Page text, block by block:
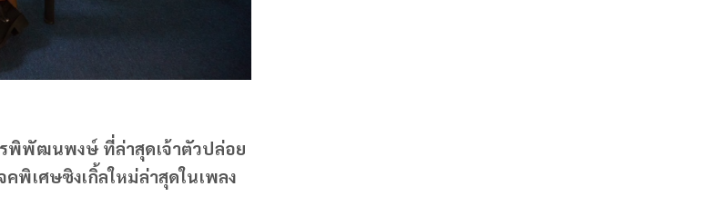
พิพัฒนพงษ์ ที่ล่าสุดเจ้าตัวปล่อย
พิเศษซิงเกิ้ลใหม่ล่าสุดในเพลง